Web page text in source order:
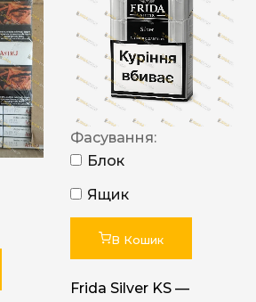
Фасування:
Блок
Ящик
В Кошик
Frida Silver KS —